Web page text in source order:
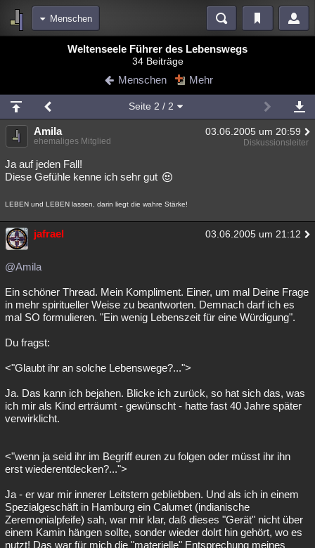
Menschen
Blogs
Chat Wiki Neuigkeiten
meine Rubriken
Menschen Mystery Kriminalfälle
Spiritualität Verschwörungen
Philosophie Literatur
Musik Clash Verbesserungen Allmystery English
Übersichten
Weltenseele Führer des Lebenswegs
34 Beiträge
Menschen Mehr
Seite 2 / 2
Amila 03.06.2005 um 20:59
ehemaliges Mitglied Diskussionsleiter
Ja auf jeden Fall!
Diese Gefühle kenne ich sehr gut
LEBEN und LEBEN lassen, darin liegt die wahre Stärke!
jafrael 03.06.2005 um 21:12
@Amila
Ein schöner Thread. Mein Kompliment. Einer, um mal Deine Frage
in mehr spiritueller Weise zu beantworten. Demnach darf ich es
mal SO formulieren. "Ein wenig Lebenszeit für eine Würdigung".
Du fragst:
<"Glaubt ihr an solche Lebenswege?...">
Ja. Das kann ich bejahen. Blicke ich zurück, so hat sich das, was
ich mir als Kind erträumt - gewünscht - hatte fast 40 Jahre später
verwirklicht.
<"wenn ja seid ihr im Begriff euren zu folgen oder müsst ihr ihn
erst wiederentdecken?...">
Ja - er war mir innerer Leitstern gebliebben. Und als ich in einem
Spezialgeschäft in Hamburg ein Calumet (indianische
Zeremonialpfeife) sah, war mir klar, daß dieses "Gerät" nicht über
einem Kamin hängen sollte, sonder wieder dolrt hin gehört, wo es
nutzt! Das war für mich die "materielle" Entsprechung meines